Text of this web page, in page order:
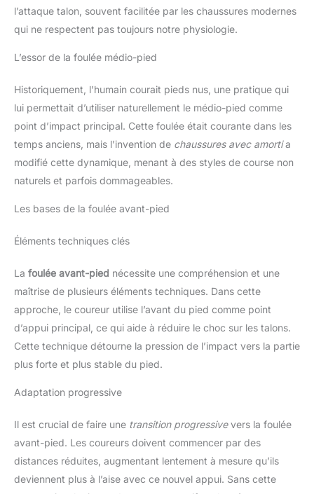
l’attaque talon, souvent facilitée par les chaussures modernes
qui ne respectent pas toujours notre physiologie.
L’essor de la foulée médio-pied
Historiquement, l’humain courait pieds nus, une pratique qui
lui permettait d’utiliser naturellement le médio-pied comme
point d’impact principal. Cette foulée était courante dans les
temps anciens, mais l’invention de chaussures avec amortia
modifié cette dynamique, menant à des styles de course non
naturels et parfois dommageables.
Les bases de la foulée avant-pied
Éléments techniques clés
La foulée avant-pied nécessite une compréhension et une
maîtrise de plusieurs éléments techniques. Dans cette
approche, le coureur utilise l’avant du pied comme point
d’appui principal, ce qui aide à réduire le choc sur les talons.
Cette technique détourne la pression de l’impact vers la partie
plus forte et plus stable du pied.
Adaptation progressive
Il est crucial de faire une transition progressivevers la foulée
avant-pied. Les coureurs doivent commencer par des
distances réduites, augmentant lentement à mesure qu’ils
deviennent plus à l’aise avec ce nouvel appui. Sans cette